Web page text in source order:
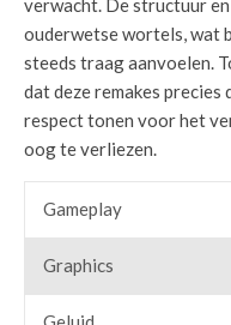
verwacht. De structuur
ouderwetse wortels, wat
steeds traag aanvoelen.
dat deze remakes precies
respect tonen voor het
oog te verliezen.
Gameplay
Graphics